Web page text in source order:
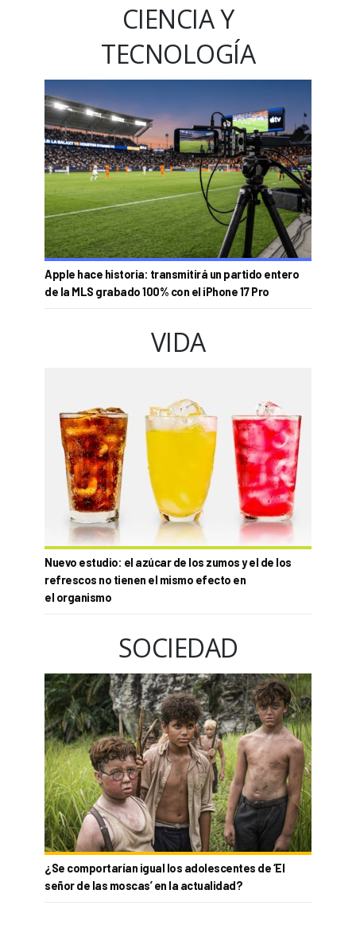
CIENCIA Y
TECNOLOGÍA
Apple hace historia: transmitirá un partido entero
de la MLS grabado 100% con el iPhone 17 Pro
VIDA
Nuevo estudio: el azúcar de los zumos y el de los
refrescos no tienen el mismo efecto en
el organismo
SOCIEDAD
¿Se comportarían igual los adolescentes de ‘El
señor de las moscas’ en la actualidad?